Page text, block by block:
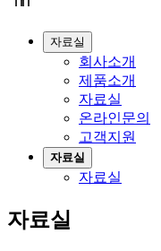
자료실
회사소개
제품소개
자료실
온라인문의
고객지원
자료실
자료실
자료실